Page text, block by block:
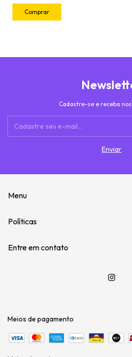
Comprar
Cadastre-se e receba
Menu
Políticas
Entre em contato
Meios de pagamento